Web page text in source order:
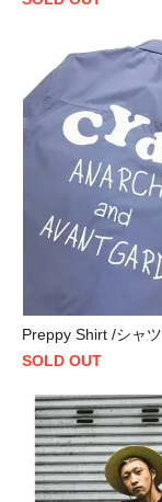
Preppy Shirt /シャツ
SOLD OUT